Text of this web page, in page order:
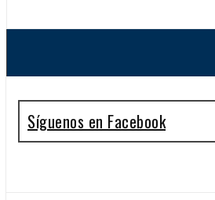
Síguenos en Facebook